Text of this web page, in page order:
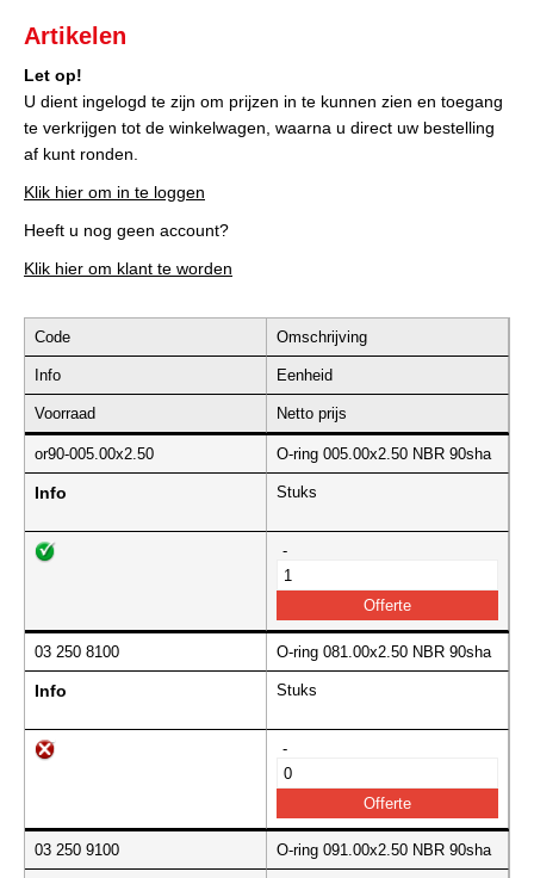
Artikelen
Let op!
U dient ingelogd te zijn om prijzen in te kunnen zien en toegang
te verkrijgen tot de winkelwagen, waarna u direct uw bestelling
af kunt ronden.
Klik hier om in te loggen
Heeft u nog geen account?
Klik hier om klant te worden
Code Omschrijving
Info Eenheid
Voorraad Netto prijs
or90-005.00x2.50 O-ring 005.00x2.50 NBR 90sha
Info Stuks
-
03 250 8100 O-ring 081.00x2.50 NBR 90sha
Info Stuks
-
03 250 9100 O-ring 091.00x2.50 NBR 90sha